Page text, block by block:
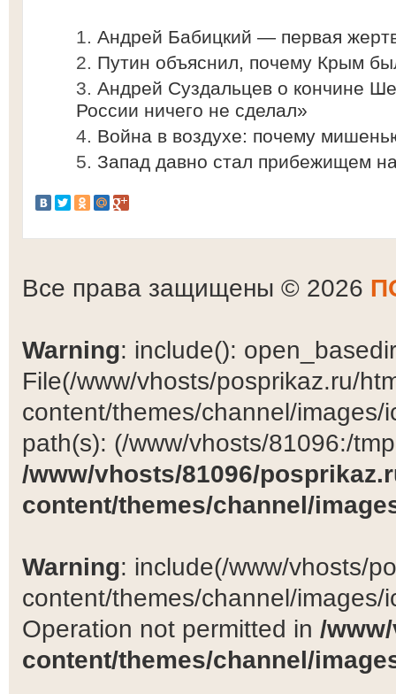
Андрей Бабицкий — первая
Путин объяснил, почему Крым
Андрей Суздальцев о кончине
России ничего не сделал»
Война в воздухе: почему
Запад давно стал прибежищем
Все права защищены © 2026
Warning: include():
File(/www/vhosts/posprikaz.ru/
content/themes/channel/
path(s): (/www/vhosts/81096:/
/www/vhosts/81096/
content/themes/channel/
Warning: include(/www/vhosts/
content/themes/channel/
Operation not permitted in /
content/themes/channel/